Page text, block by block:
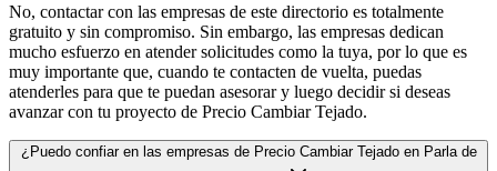
No, contactar con las empresas de este directorio es totalmente
gratuito y sin compromiso. Sin embargo, las empresas dedican
mucho esfuerzo en atender solicitudes como la tuya, por lo que es
muy importante que, cuando te contacten de vuelta, puedas
atenderles para que te puedan asesorar y luego decidir si deseas
avanzar con tu proyecto de Precio Cambiar Tejado.
¿Puedo confiar en las empresas de Precio Cambiar Tejado en Parla de